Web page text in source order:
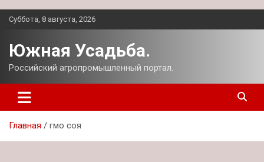
Перейти
Суббота, 8 августа, 2026
Южная Усадьба.
Российский агропромышленный портал.
Главная гмо соя